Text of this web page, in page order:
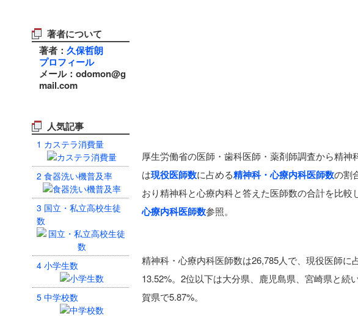
著者について
著者： 久保哲朗
プロフィール
メール：odomon@g
mail.com
人気記事
1 カステラ消費量
2 食器洗い機普及率
3 国立・私立高校生徒
数
4 小学生数
5 中学校数
厚生労働省の医師・歯科医師・薬剤師調査から精
は現役医師数に占める精神科・心療内科医師数の割
おり精神科と心療内科と答えた医師数の合計を比
心療内科医師数参照。
精神科・心療内科医師数は26,785人で、現役医師
13.52%。2位以下は大分県、鹿児島県、宮崎県と
賀県で5.87%。